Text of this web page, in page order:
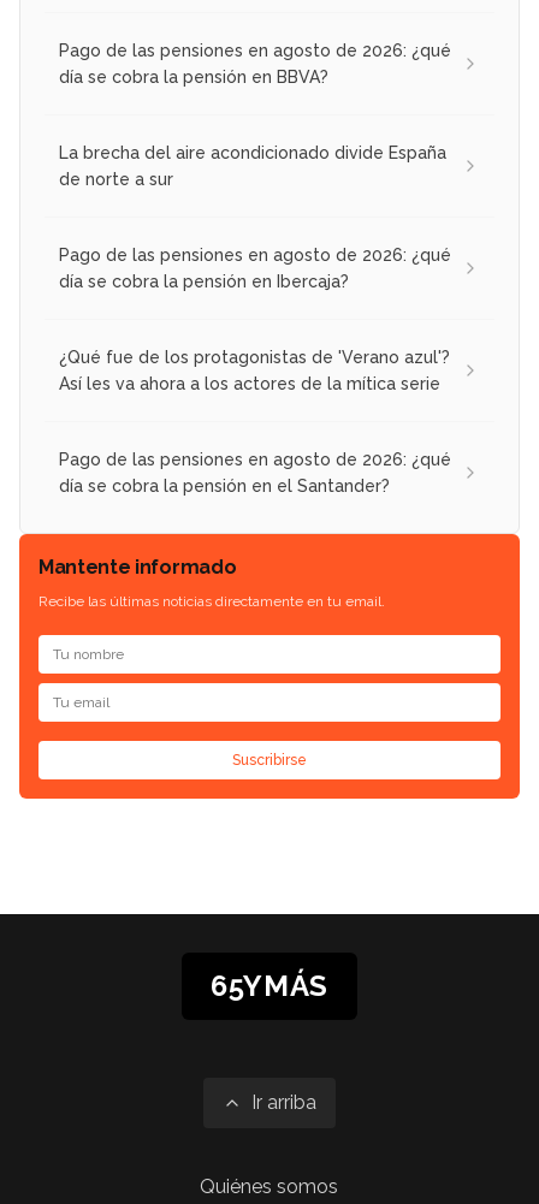
Pago de las pensiones en agosto de 2026: ¿qué
día se cobra la pensión en BBVA?
La brecha del aire acondicionado divide España
de norte a sur
Pago de las pensiones en agosto de 2026: ¿qué
día se cobra la pensión en Ibercaja?
¿Qué fue de los protagonistas de 'Verano azul'?
Así les va ahora a los actores de la mítica serie
Pago de las pensiones en agosto de 2026: ¿qué
día se cobra la pensión en el Santander?
Mantente informado
Recibe las últimas noticias directamente en tu email.
Suscribirse
65YMÁS
Ir arriba
Quiénes somos